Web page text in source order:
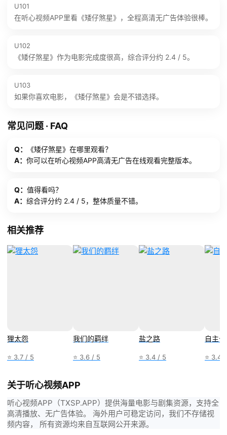
U101
在听心视频APP里看《矮仔煞星》，全程高清无广告体验很棒。
U102
《矮仔煞星》作为电影完成度很高，综合评分约 2.4 / 5。
U103
如果你喜欢电影，《矮仔煞星》会是不错选择。
常见问题 · FAQ
Q：
《矮仔煞星》在哪里观看？
A： 你可以在听心视频APP高清无广告在线观看完整版本。
Q： 值得看吗？
A： 综合评分约 2.4 / 5，整体质量不错。
相关推荐
狸太怨
⭐ 3.7 / 5
我们的羁绊
⭐ 3.6 / 5
盐之路
⭐ 3.4 / 5
自主
⭐ 3.4
关于听心视频APP
听心视频APP（TXSP.APP）提供海量电影与剧集资源，支持全
高清播放、无广告体验。 海外用户可稳定访问，我们不存储视
频内容， 所有资源均来自互联网公开来源。